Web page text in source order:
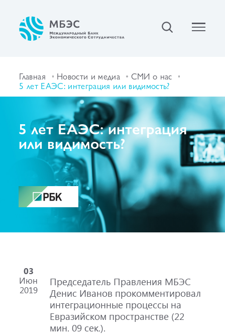
Главная Новости и медиа СМИ о нас
5 лет ЕАЭС: интеграция или видимость?
5 лет ЕАЭС: интеграция
или видимость?
03
Июн
2019
Председатель Правления МБЭС
Денис Иванов прокомментировал
интеграционные процессы на
Евразийском пространстве (22
мин. 09 сек.).